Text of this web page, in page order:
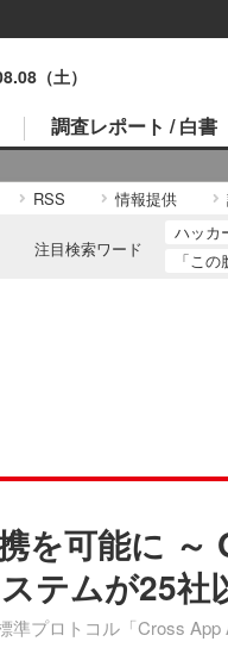
（土）
調査レポート / 白書
RSS 情報提供
注目検索ワード
ハッカ
「こ
を可能に ～
テムが25社
プロトコル「Cross App